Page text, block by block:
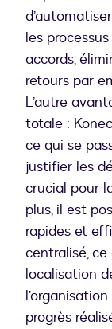
les
accords,
retours par
L’autre
totale :
ce qui se
justifier les
crucial pour
plus, il est
rapides et
centralisé,
localisation
progrès